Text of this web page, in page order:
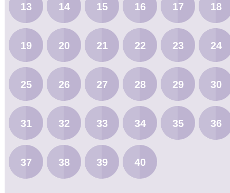
13 14 15 16 17 18
19 20 21 22 23 24
25 26 27 28 29 30
31 32 33 34 35 36
37 38 39 40